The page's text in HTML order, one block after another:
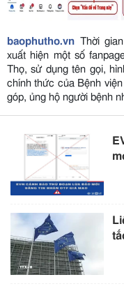
baophutho.vn Thời
xuất hiện một số
Thọ, sử dụng tên gọi,
chính thức của Bệnh
góp, ủng hộ người bệnh